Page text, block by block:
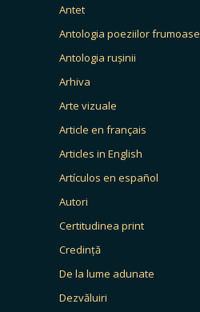
Antet
Antologia poeziilor frumoase
Antologia rușinii
Arhiva
Arte vizuale
Article en français
Articles in English
Artículos en español
Autori
Certitudinea print
Credință
De la lume adunate
Dezvăluiri